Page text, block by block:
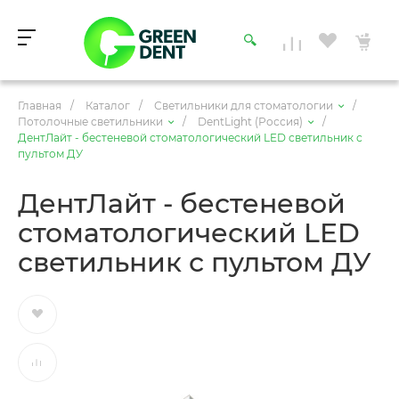
Главная / Каталог / Светильники для стоматологии
/
Потолочные светильники
/ DentLight (Россия)
/
ДентЛайт - бестеневой стоматологический LED светильник с
пультом ДУ
ДентЛайт - бестеневой
стоматологический LED
светильник с пультом ДУ